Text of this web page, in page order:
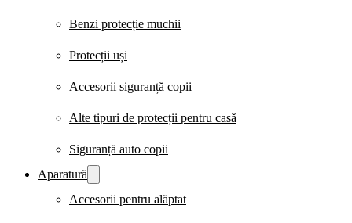
Benzi protecție muchii
Protecții uși
Accesorii siguranță copii
Alte tipuri de protecții pentru casă
Siguranță auto copii
Aparatură
Accesorii pentru alăptat